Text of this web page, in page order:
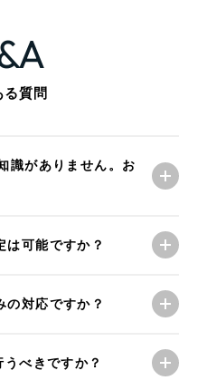
る質問
識がありません。お
は可能ですか？
の対応ですか？
べきですか？